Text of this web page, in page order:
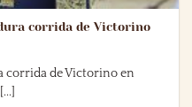
corrida de Victorino
corrida de Victorino en